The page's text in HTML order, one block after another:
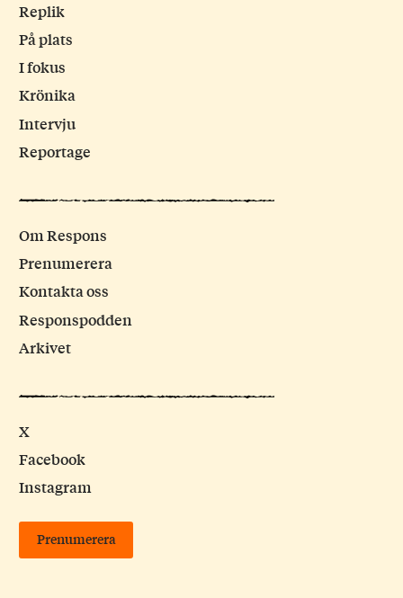
Replik
På plats
I fokus
Krönika
Intervju
Reportage
Om Respons
Prenumerera
Kontakta oss
Responspodden
Arkivet
X
Facebook
Instagram
Prenumerera